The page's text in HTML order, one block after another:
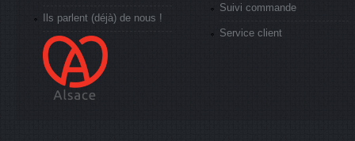
Ils parlent (déjà) de nous !
Suivi commande
Service client